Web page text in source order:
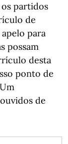
partidos
de
para
possam
desta
ponto de
de